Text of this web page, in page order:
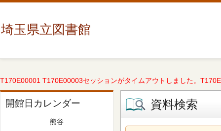
埼玉県立図書館
T170E00001 T170E00003セッションがタイムアウトしました。
開館日カレンダー
熊谷
資料検索